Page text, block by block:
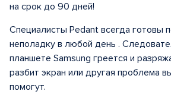
на срок до 90 дней!
Специалисты Pedant всегда готовы
неполадку в любой день .
планшете Samsung греется и
разбит экран или другая проблема
помогут.